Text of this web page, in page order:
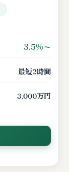
3.5%〜
最短2時間
3,000万円